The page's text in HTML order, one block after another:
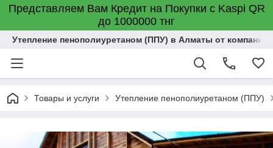
Представляем Вам Кредит на Покупки с Kaspi QR
до 1000000 тнг
Утепление пенополиуретаном (ППУ) в Алматы от компании
Товары и услуги Утепление пенополиуретаном (ППУ)